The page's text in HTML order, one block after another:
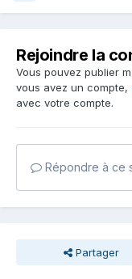
Rejoindre la
Vous pouvez publier
vous avez un compte,
avec votre compte.
Répondre à ce
Partager